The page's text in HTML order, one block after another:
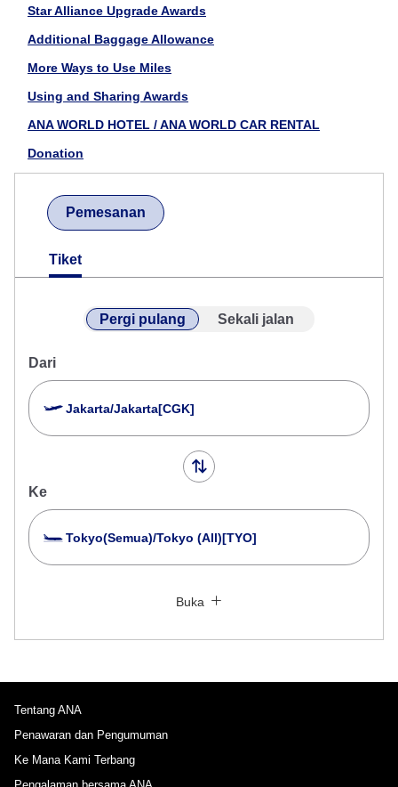
Star Alliance Upgrade Awards
Additional Baggage Allowance
More Ways to Use Miles
Using and Sharing Awards
ANA WORLD HOTEL / ANA WORLD CAR RENTAL
Donation
Pemesanan
Tiket
Pergi pulang Sekali jalan
Dari
Jakarta/Jakarta[CGK]
Ke
Tokyo(Semua)/Tokyo (All)[TYO]
Tipe tarif tidak ditentukan
Waktu Keberangkatan dan Slot Waktu untuk
Perjalanan Keluar
Pilih tanggal
Buka
Tentang ANA
Penawaran dan Pengumuman
Ke Mana Kami Terbang